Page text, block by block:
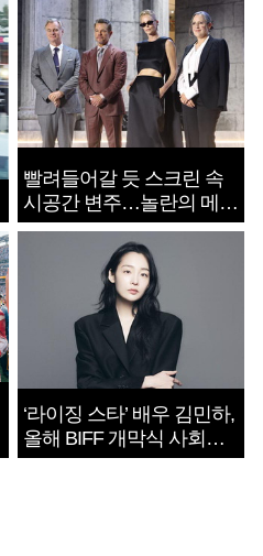
빨려들어갈 듯 스크린 속
시공간 변주…놀란의 메시
지는 ‘전쟁 속죄’
‘라이징 스타’ 배우 김민하,
올해 BIFF 개막식 사회자
확정